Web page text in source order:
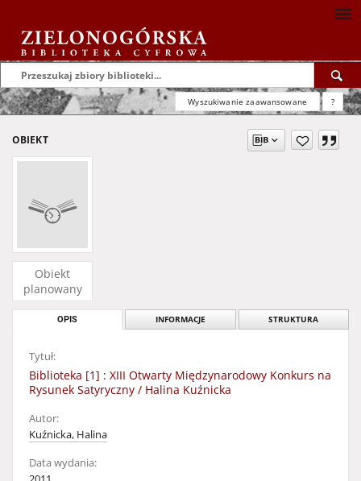
Wyszukiwanie zaawansowane ?
OBIEKT
Obiekt
planowany
OPIS INFORMACJE STRUKTURA
Tytuł:
Biblioteka [1] : XIII Otwarty Międzynarodowy Konkurs na
Rysunek Satyryczny / Halina Kuźnicka
Autor:
Kuźnicka, Halina
Data wydania: